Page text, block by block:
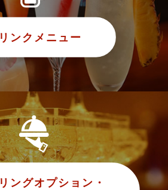
ンクメニュー
ングオプション・